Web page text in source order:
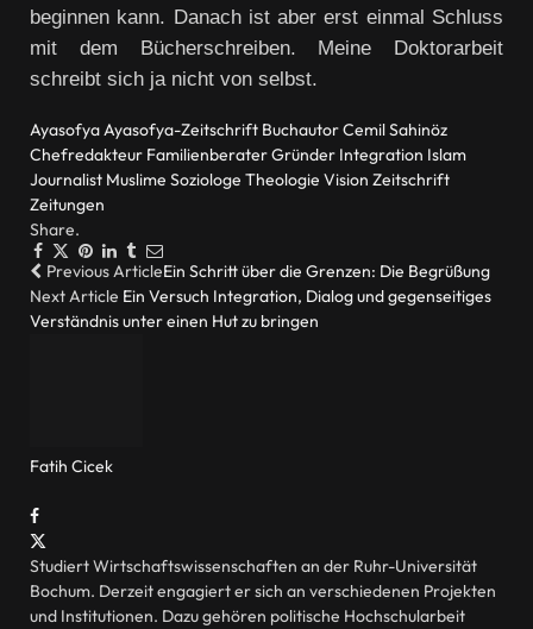
beginnen kann. Danach ist aber erst einmal Schluss
mit dem Bücherschreiben. Meine Doktorarbeit
schreibt sich ja nicht von selbst.
AyasofyaAyasofya-Zeitschrift BuchautorCemil Sahinöz
Chefredakteur FamilienberaterGründer Integration Islam
Journalist Muslime Soziologe Theologie Vision Zeitschrift
Zeitungen
Share.
Facebook
TwitterPinterestLinkedIn
Tumblr
Email
Previous ArticleEin Schritt über die Grenzen: Die Begrüßung
Next Article Ein Versuch Integration, Dialog und gegenseitiges
Verständnis unter einen Hut zu bringen
Fatih Cicek
Website
Facebook
(Twitter)
Studiert Wirtschaftswissenschaften an der Ruhr-Universität
Bochum. Derzeit engagiert er sich an verschiedenen Projekten
und Institutionen. Dazu gehören politische Hochschularbeit